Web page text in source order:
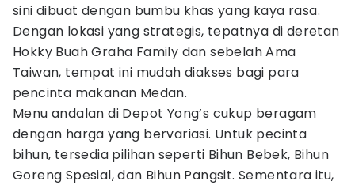
sini dibuat dengan bumbu khas yang kaya rasa.
Dengan lokasi yang strategis, tepatnya di deretan
Hokky Buah Graha Family dan sebelah Ama
Taiwan, tempat ini mudah diakses bagi para
pencinta makanan Medan.
Menu andalan di Depot Yong’s cukup beragam
dengan harga yang bervariasi. Untuk pecinta
bihun, tersedia pilihan seperti Bihun Bebek, Bihun
Goreng Spesial, dan Bihun Pangsit. Sementara itu,